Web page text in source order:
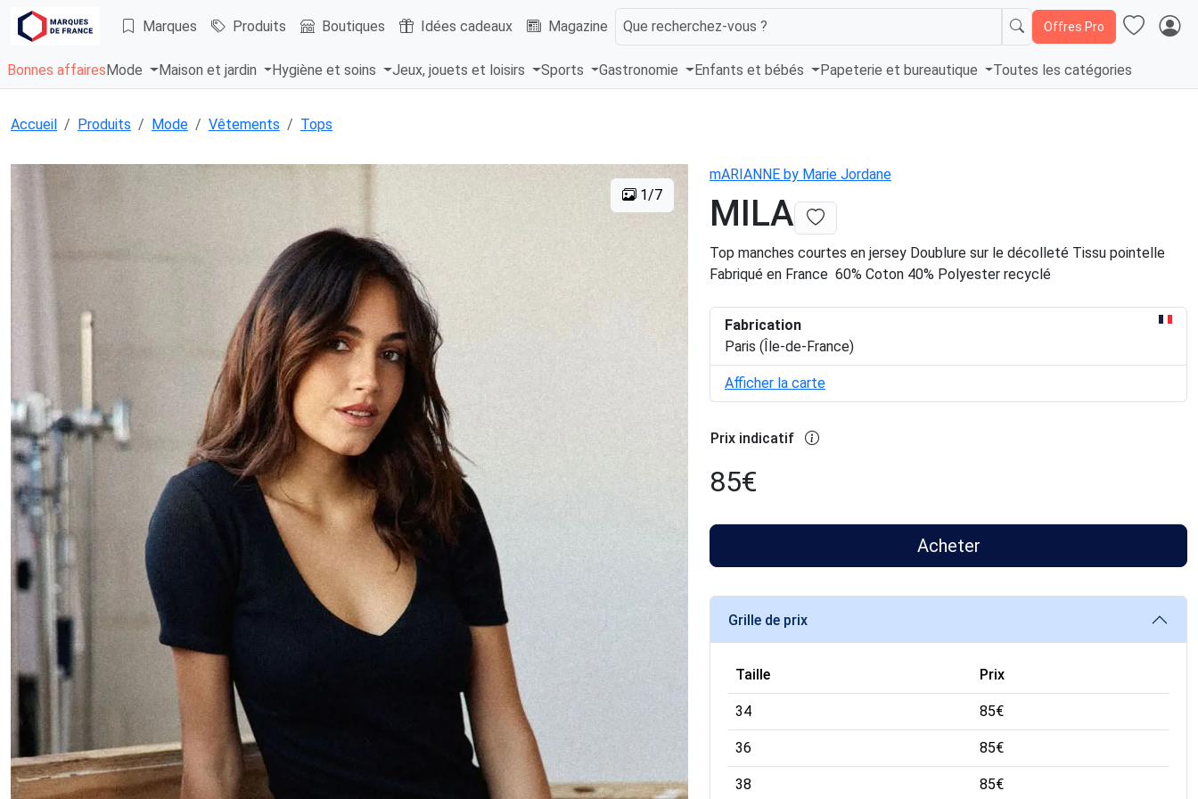
Marques Produits Boutiques Idées cadeaux Magazine Que recherchez-vous ? Offres Pro
Bonnes affaires Mode Maison et jardin Hygiène et soins Jeux, jouets et loisirs Sports Gastronomie Enfants et bébés Papeterie et bureautique Toutes les catégories
Accueil Produits Mode Vêtements Tops
1/7
mARIANNE by Marie Jordane
MILA
Top manches courtes en jersey Doublure sur le décolleté Tissu pointelle
Fabriqué en France 60% Coton 40% Polyester recyclé
Fabrication
Paris (Île-de-France)
Afficher la carte
Prix indicatif
85€
Acheter
Grille de prix
Taille Prix
34 85€
36 85€
38 85€